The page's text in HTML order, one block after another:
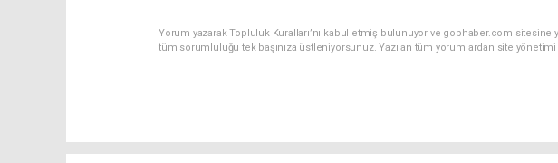
Yorum yazarak Topluluk Kuralları’nı kabul etmiş bulunuyor ve gophaber.com sitesine
tüm sorumluluğu tek başınıza üstleniyorsunuz. Yazılan tüm yorumlardan site